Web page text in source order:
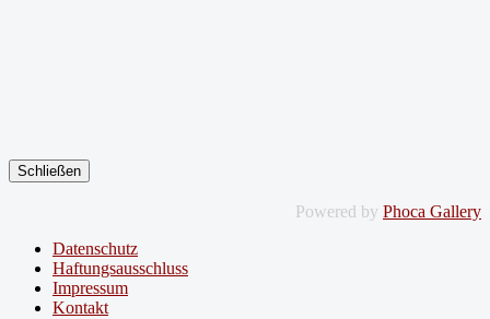
Schließen
Powered by Phoca Gallery
Datenschutz
Haftungsausschluss
Impressum
Kontakt